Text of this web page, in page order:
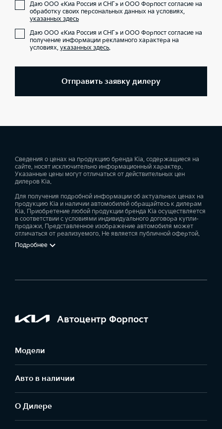
Даю ООО «Киа Россия и СНГ» и ООО Форпост согласие на
обработку своих персональных данных на условиях,
указанных здесь
Даю ООО «Киа Россия и СНГ» и ООО Форпост согласие на
получение информации рекламного характера на
условиях, указанных здесь.
Отправить заявку дилеру
Сведения о ценах на продукцию бренда Kia, содержащиеся на
сайте, носят исключительно информационный характер.
Указанные цены могут отличаться от действительных цен
дилеров Kia.
Для получения подробной информации об актуальных ценах на
продукцию Kia и наличии автомобилей обращайтесь к дилерам
Kia. Приобретение любой продукции бренда Kia осуществляется
в соответствии с условиями индивидуального договора купли-
продажи. Представленное изображение автомобиля может
отличаться от реализуемого. Не является публичной офертой.
Подробнее
Автоцентр Форпост
Модели
Авто в наличии
О Дилере